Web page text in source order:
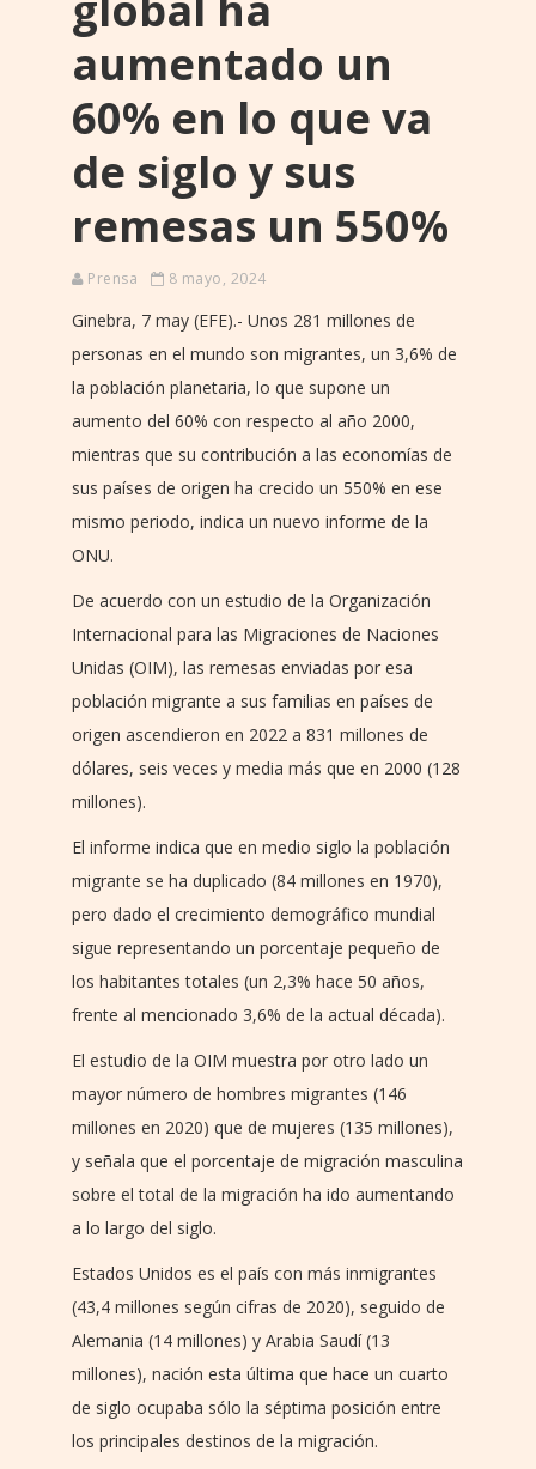
aumentado un
60% en lo que va
de siglo y sus
remesas un 550%
Prensa 8 mayo, 2024
Ginebra, 7 may (EFE).- Unos 281 millones de
personas en el mundo son migrantes, un 3,6% de
la población planetaria, lo que supone un
aumento del 60% con respecto al año 2000,
mientras que su contribución a las economías de
sus países de origen ha crecido un 550% en ese
mismo periodo, indica un nuevo informe de la
ONU.
De acuerdo con un estudio de la Organización
Internacional para las Migraciones de Naciones
Unidas (OIM), las remesas enviadas por esa
población migrante a sus familias en países de
origen ascendieron en 2022 a 831 millones de
dólares, seis veces y media más que en 2000 (128
millones).
El informe indica que en medio siglo la población
migrante se ha duplicado (84 millones en 1970),
pero dado el crecimiento demográfico mundial
sigue representando un porcentaje pequeño de
los habitantes totales (un 2,3% hace 50 años,
frente al mencionado 3,6% de la actual década).
El estudio de la OIM muestra por otro lado un
mayor número de hombres migrantes (146
millones en 2020) que de mujeres (135 millones),
y señala que el porcentaje de migración masculina
sobre el total de la migración ha ido aumentando
a lo largo del siglo.
Estados Unidos es el país con más inmigrantes
(43,4 millones según cifras de 2020), seguido de
Alemania (14 millones) y Arabia Saudí (13
millones), nación esta última que hace un cuarto
de siglo ocupaba sólo la séptima posición entre
los principales destinos de la migración.